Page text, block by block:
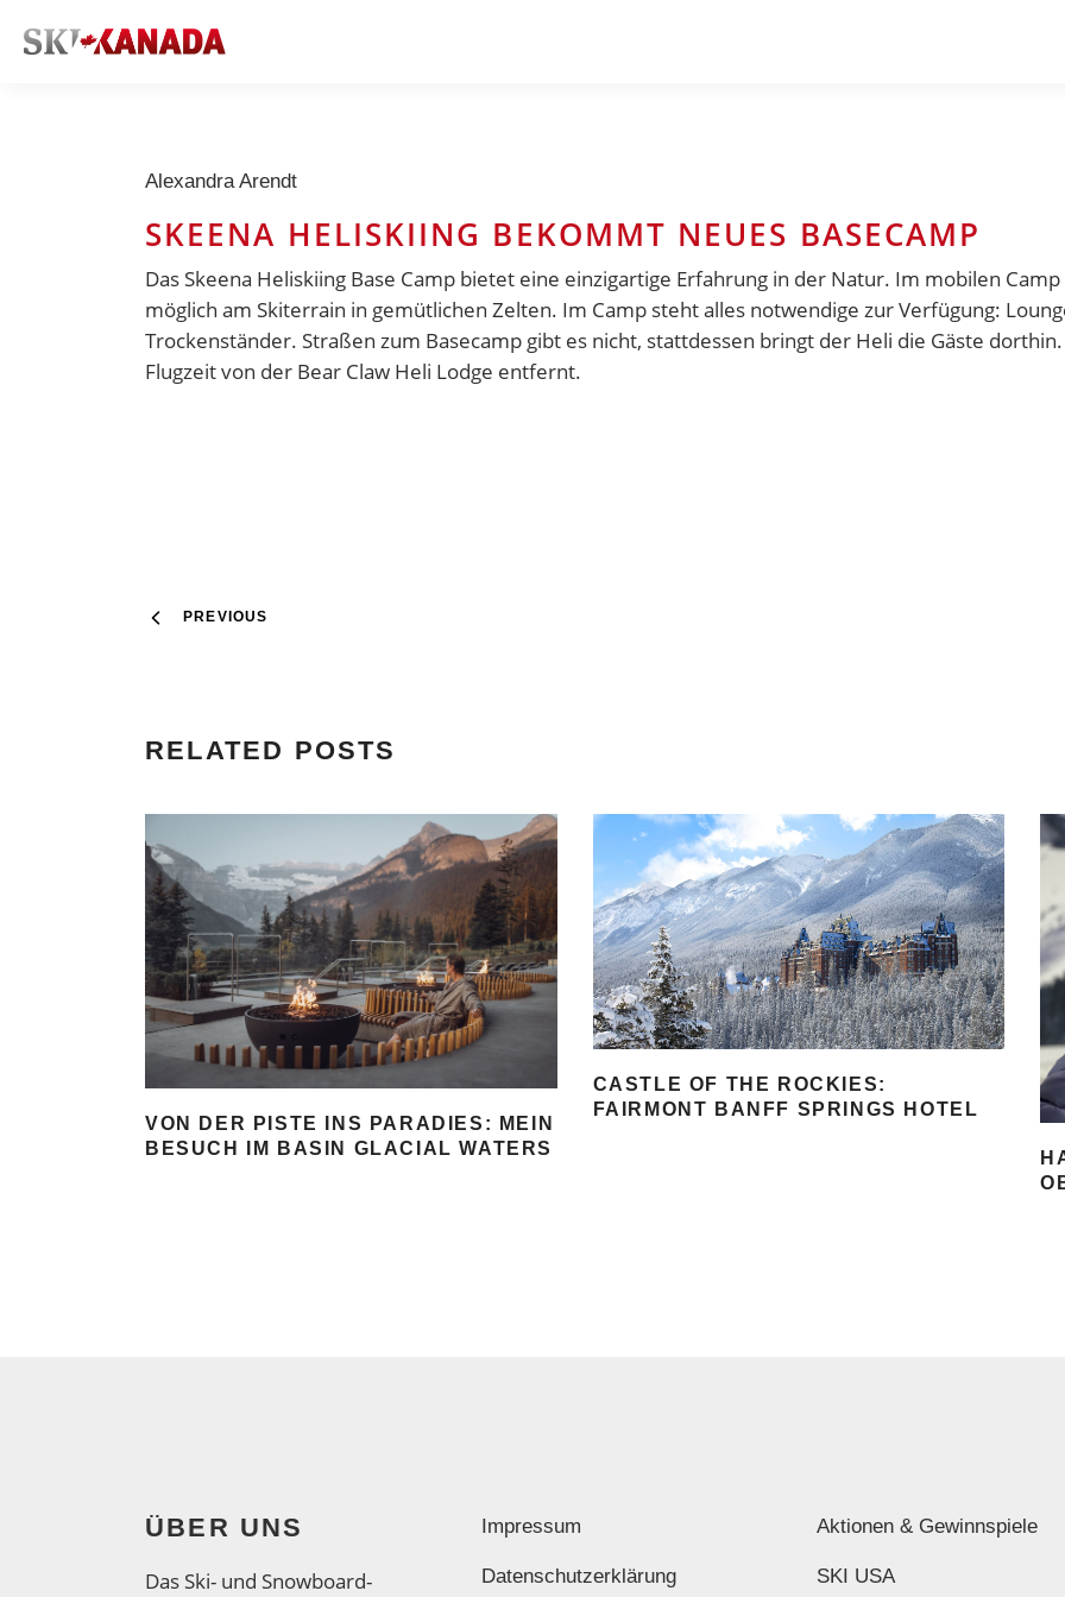
Alexandra Arendt
SKEENA HELISKIING BEKOMMT NEUES BASECAMP
Das Skeena Heliskiing Base Camp bietet eine einzigartige Erfahrung in der Natur. Im mobilen Camp
möglich am Skiterrain in gemütlichen Zelten. Im Camp steht alles notwendige zur Verfügung:
Trockenständer. Straßen zum Basecamp gibt es nicht, stattdessen bringt der Heli die Gäste
Flugzeit von der Bear Claw Heli Lodge entfernt.
PREVIOUS
RELATED POSTS
VON DER PISTE INS PARADIES: MEIN
BESUCH IM BASIN GLACIAL WATERS
CASTLE OF THE ROCKIES:
FAIRMONT BANFF SPRINGS HOTEL
ÜBER UNS
Das Ski- und Snowboard-
Impressum
Datenschutzerklärung
Aktionen & Gewinnspiele
SKI USA